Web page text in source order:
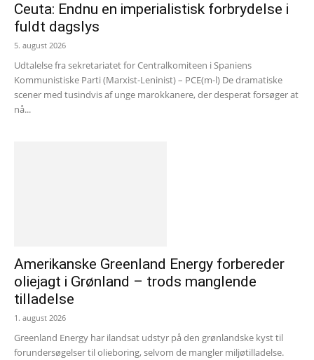
Ceuta: Endnu en imperialistisk forbrydelse i
fuldt dagslys
5. august 2026
Udtalelse fra sekretariatet for Centralkomiteen i Spaniens
Kommunistiske Parti (Marxist-Leninist) – PCE(m-l) De dramatiske
scener med tusindvis af unge marokkanere, der desperat forsøger at
nå...
Amerikanske Greenland Energy forbereder
oliejagt i Grønland – trods manglende
tilladelse
1. august 2026
Greenland Energy har ilandsat udstyr på den grønlandske kyst til
forundersøgelser til olieboring, selvom de mangler miljøtilladelse.